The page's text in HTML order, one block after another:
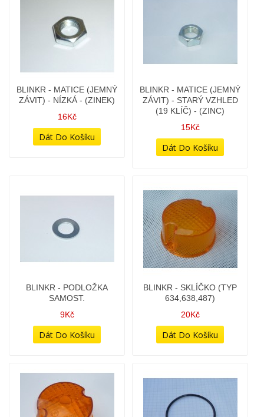
BLINKR - MATICE (JEMNÝ
ZÁVIT) - NÍZKÁ - (ZINEK)
16Kč
BLINKR - MATICE (JEMNÝ
ZÁVIT) - STARÝ VZHLED
(19 KLÍČ) - (ZINC)
15Kč
BLINKR - PODLOŽKA
SAMOST.
9Kč
BLINKR - SKLÍČKO (TYP
634,638,487)
20Kč